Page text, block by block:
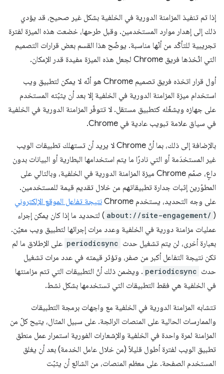
إذا تم تنفيذ المزامنة الدورية في الخلفية بشكل غير صحيح، قد يؤدي
ذلك إلى إهدار موارد المستخدمين. وقبل طرحها، خضعت هذه الميزة لفترة
تجريبية للتأكّد من أنّها مناسبة. يوضّح هذا القسم بعض قرارات التصميم
التي اتّخذها فريق Chrome لجعل هذه الميزة مفيدة قدر الإمكان.
أول قرار اتخذه فريق تصميم Chrome هو أنّه لا يمكن لتطبيق ويب
استخدام ميزة المزامنة الدورية في الخلفية إلا بعد أن يثبّته المستخدم
على جهازه ويشغّله كتطبيق مستقل. لا تتوفّر المزامنة الدورية في الخلفية
في سياق علامة تبويب عادية في Chrome.
بالإضافة إلى ذلك، بما أنّ Chrome لا يريد أن تستهلك تطبيقات الويب
غير المستخدَمة أو التي نادرًا ما يتم استخدامها البطارية أو البيانات بدون
داعٍ، صمّم Chrome ميزة المزامنة الدورية في الخلفية، وبالتالي على
المطوّرين إثبات جدارة تطبيقاتهم من خلال تقديم قيمة للمستخدمين.
على وجه التحديد، يستخدم Chrome
نتيجة تفاعل الموقع الإلكتروني
(
about://site-engagement/ ) لتحديد ما إذا كان يمكن إجراء
عمليات مزامنة دورية في الخلفية وعدد مرات إجرائها لتطبيق ويب معيّن.
بعبارة أخرى، لن يتم تشغيل حدث periodicsync على الإطلاق ما لم
تكن نتيجة التفاعل أكبر من صفر، وتؤثر قيمته في عدد مرات تشغيل
حدث periodicsync . ويضمن ذلك أنّ التطبيقات التي تتم مزامنتها
في الخلفية هي فقط التطبيقات التي تستخدمها بشكل نشط.
تتشابه المزامنة الدورية في الخلفية مع واجهات برمجة التطبيقات
والممارسات الحالية على المنصات الرائجة. على سبيل المثال، يتيح كلّ من
المزامنة لمرة واحدة في الخلفية والإشعارات الفورية استمرار عمل منطق
تطبيق الويب لفترة أطول قليلاً (من خلال عامل الخدمة) بعد أن يغلق
المستخدم الصفحة. على معظم المنصات، من الشائع أن يثبّت